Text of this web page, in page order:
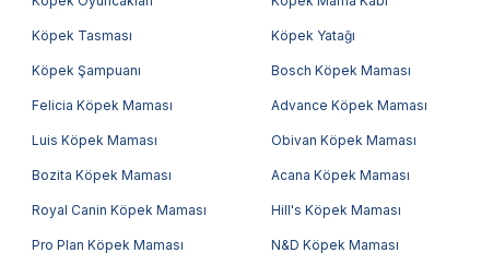
Köpek Tasması Köpek Yatağı
Köpek Şampuanı Bosch Köpek Maması
Felicia Köpek Maması Advance Köpek Maması
Luis Köpek Maması Obivan Köpek Maması
Bozita Köpek Maması Acana Köpek Maması
Royal Canin Köpek Maması Hill's Köpek Maması
Pro Plan Köpek Maması N&D Köpek Maması